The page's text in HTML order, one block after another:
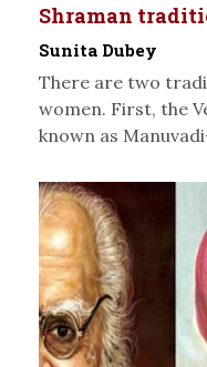
Shraman
Sunita Dubey
There are two
women. First, the
known as